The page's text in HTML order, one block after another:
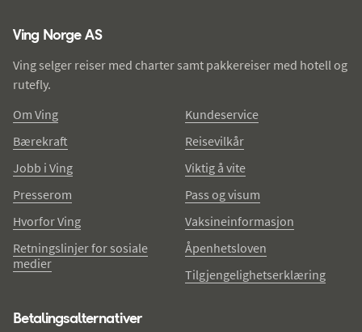
Ving Norge AS
Ving selger reiser med charter samt pakkereiser med hotell og
rutefly.
Om Ving
Bærekraft
Jobb i Ving
Presserom
Hvorfor Ving
Retningslinjer for sosiale
medier
Kundeservice
Reisevilkår
Viktig å vite
Pass og visum
Vaksineinformasjon
Åpenhetsloven
Tilgjengelighetserklæring
Betalingsalternativer